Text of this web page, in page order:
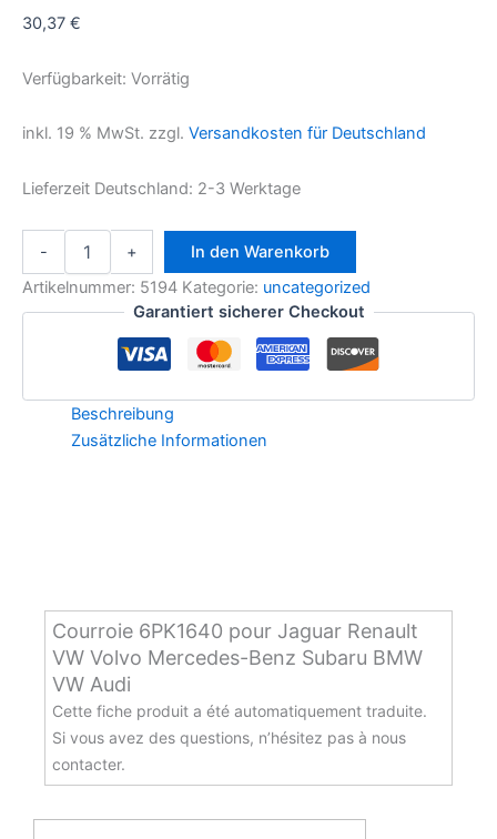
30,37 €
Verfügbarkeit: Vorrätig
inkl. 19 % MwSt. zzgl. Versandkosten für Deutschland
Lieferzeit Deutschland: 2-3 Werktage
-
Courroie
6PK1640
pour
Mercedes-
Subaru
+
In den Warenkorb
Artikelnummer: 5194 Kategorie: uncategorized
Garantiert sicherer Checkout
Beschreibung
Zusätzliche Informationen
Courroie 6PK1640 pour Jaguar Renault
VW Volvo Mercedes-Benz Subaru BMW
VW Audi
Cette fiche produit a été automatiquement traduite.
Si vous avez des questions, n’hésitez pas à nous
contacter.